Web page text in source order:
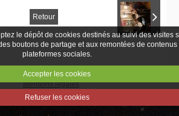
Retour
Mentions légales
le dépôt de cookies destinés au suivi des visites
boutons de partage et aux remontées de contenus
plateformes sociales.
Accepter les cookies
Refuser les cookies